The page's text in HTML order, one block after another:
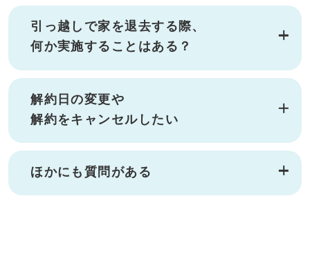
引っ越しで家を退去する際、
何か実施することはある？
解約日の変更や
解約をキャンセルしたい
ほかにも質問がある